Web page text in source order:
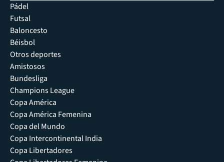
Pádel
Futsal
Baloncesto
Béisbol
Otros deportes
Amistosos
Bundesliga
Champions League
Copa América
Copa América Femenina
Copa del Mundo
Copa Intercontinental India
Copa Libertadores